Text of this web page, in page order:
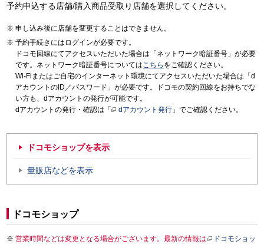
予約申込する店舗/購入商品受取り店舗を選択してください。
申し込み後に店舗を変更することはできません。
予約手続きにはログインが必要です。
ドコモ回線にてアクセスいただいた場合は「ネットワーク暗証番号」が必要
です。ネットワーク暗証番号についてはこちら をご確認ください。
Wi-Fiまたはご自宅のインターネット環境にてアクセスいただいた場合は「d
アカウントのID／パスワード」が必要です。ドコモの契約回線をお持ちでな
い方も、dアカウントの発行が可能です。
dアカウントの発行・確認は「
dアカウント発行 」でご確認ください。
ドコモショップを表示
量販店などを表示
ドコモショップ
営業時間などは変更となる場合がございます。最新の情報は
ドコモショッ